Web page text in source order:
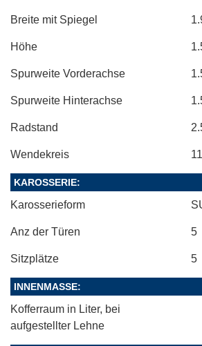
Breite mit Spiegel
Höhe
Spurweite Vorderachse
Spurweite Hinterachse
Radstand
Wendekreis
KAROSSERIE:
Karosserieform
Anz der Türen 5
Sitzplätze 5
INNENMASSE:
Kofferraum in Liter, bei
aufgestellter Lehne